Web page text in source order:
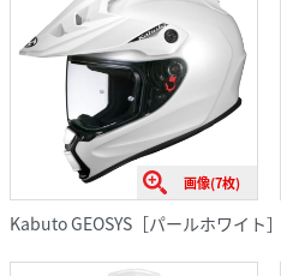
画像(7枚)
Kabuto GEOSYS［パールホワイト］